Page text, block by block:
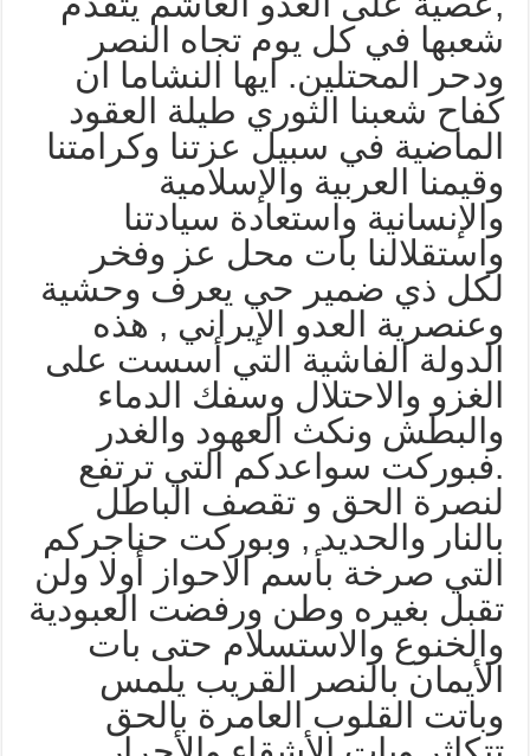
في كل يوم تجاه النصر
المحتلين. ايها النشاما ان
شعبنا الثوري طيلة العقود
في سبيل عزتنا وكرامتنا
العربية والإسلامية
واستعادة سيادتنا
بات محل عز وفخر
ذي ضمير حي يعرف وحشية
العدو الإيراني , هذه
الفاشية التي أسست على
والاحتلال وسفك الدماء
ونكث العهود والغدر
سواعدكم التي ترتفع
الحق و تقصف الباطل
والحديد , وبوركت حناجركم
صرخة بأسم الاحواز أولا ولن
بغيره وطن ورفضت العبودية
والاستسلام حتى بات
بالنصر القريب يلمس
القلوب العامرة بالحق